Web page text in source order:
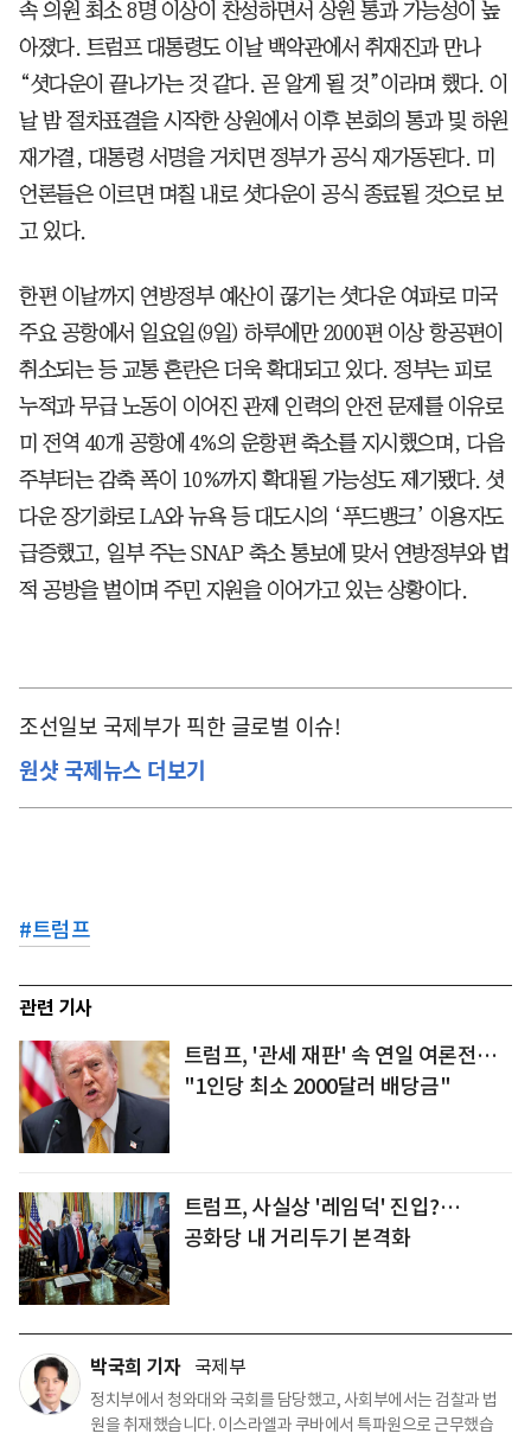
속 의원 최소 8명 이상이 찬성하면서 상원 통과 가능성이 높
아졌다. 트럼프 대통령도 이날 백악관에서 취재진과 만나
“셧다운이 끝나가는 것 같다. 곧 알게 될 것”이라며 했다. 이
날 밤 절차표결을 시작한 상원에서 이후 본회의 통과 및 하원
재가결, 대통령 서명을 거치면 정부가 공식 재가동된다. 미
언론들은 이르면 며칠 내로 셧다운이 공식 종료될 것으로 보
고 있다.
한편 이날까지 연방정부 예산이 끊기는 셧다운 여파로 미국
주요 공항에서 일요일(9일) 하루에만 2000편 이상 항공편이
취소되는 등 교통 혼란은 더욱 확대되고 있다. 정부는 피로
누적과 무급 노동이 이어진 관제 인력의 안전 문제를 이유로
미 전역 40개 공항에 4%의 운항편 축소를 지시했으며, 다음
주부터는 감축 폭이 10%까지 확대될 가능성도 제기됐다. 셧
다운 장기화로 LA와 뉴욕 등 대도시의 ‘푸드뱅크’ 이용자도
급증했고, 일부 주는 SNAP 축소 통보에 맞서 연방정부와 법
적 공방을 벌이며 주민 지원을 이어가고 있는 상황이다.
조선일보 국제부가 픽한 글로벌 이슈!
원샷 국제뉴스 더보기
#트럼프
관련 기사
트럼프, '관세 재판' 속 연일 여론전…
"1인당 최소 2000달러 배당금"
트럼프, 사실상 '레임덕' 진입?…
공화당 내 거리두기 본격화
박국희 기자 국제부
정치부에서 청와대와 국회를 담당했고, 사회부에서는 검찰과 법
원을 취재했습니다. 이스라엘과 쿠바에서 특파원으로 근무했습